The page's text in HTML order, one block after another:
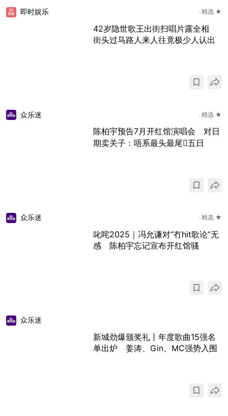
即时娱乐 精选 ★
42岁隐世歌王出街扫唱片露全相
街头过马路人来人往竟极少人认出
众乐迷 精选 ★
陈柏宇预告7月开红馆演唱会 对日
期卖关子：唔系最头最尾𠮶五日
众乐迷 精选 ★
叱咤2025｜冯允谦对“冇hit歌论”无
感 陈柏宇忘记宣布开红馆骚
众乐迷
新城劲爆颁奖礼丨年度歌曲15强名
单出炉 姜涛、Gin、MC强势入围